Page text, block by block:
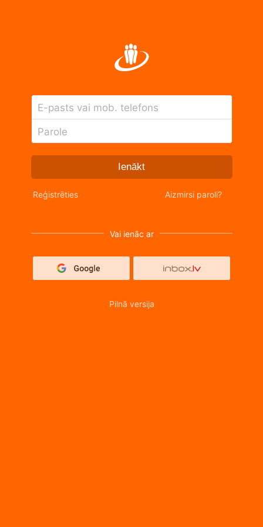
E-pasts vai mob. telefons
Parole
Ienākt
Reģistrēties Aizmirsi paroli?
Vai ienāc ar
Pilnā versija